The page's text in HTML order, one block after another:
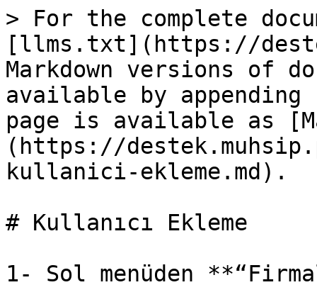
> For the complete
[llms.txt](https://
Markdown versions of
available by
page is available as
(https://
kullanici-ekleme.md).
# Kullanıcı Ekleme
1- Sol menüden